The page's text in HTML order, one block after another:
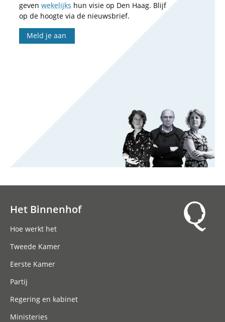
geven wekelijks hun visie op Den Haag. Blijf
op de hoogte via de nieuwsbrief.
Meld je aan
Het Binnenhof
Hoe werkt het
Tweede Kamer
Eerste Kamer
Partij
Regering en kabinet
Ministeries